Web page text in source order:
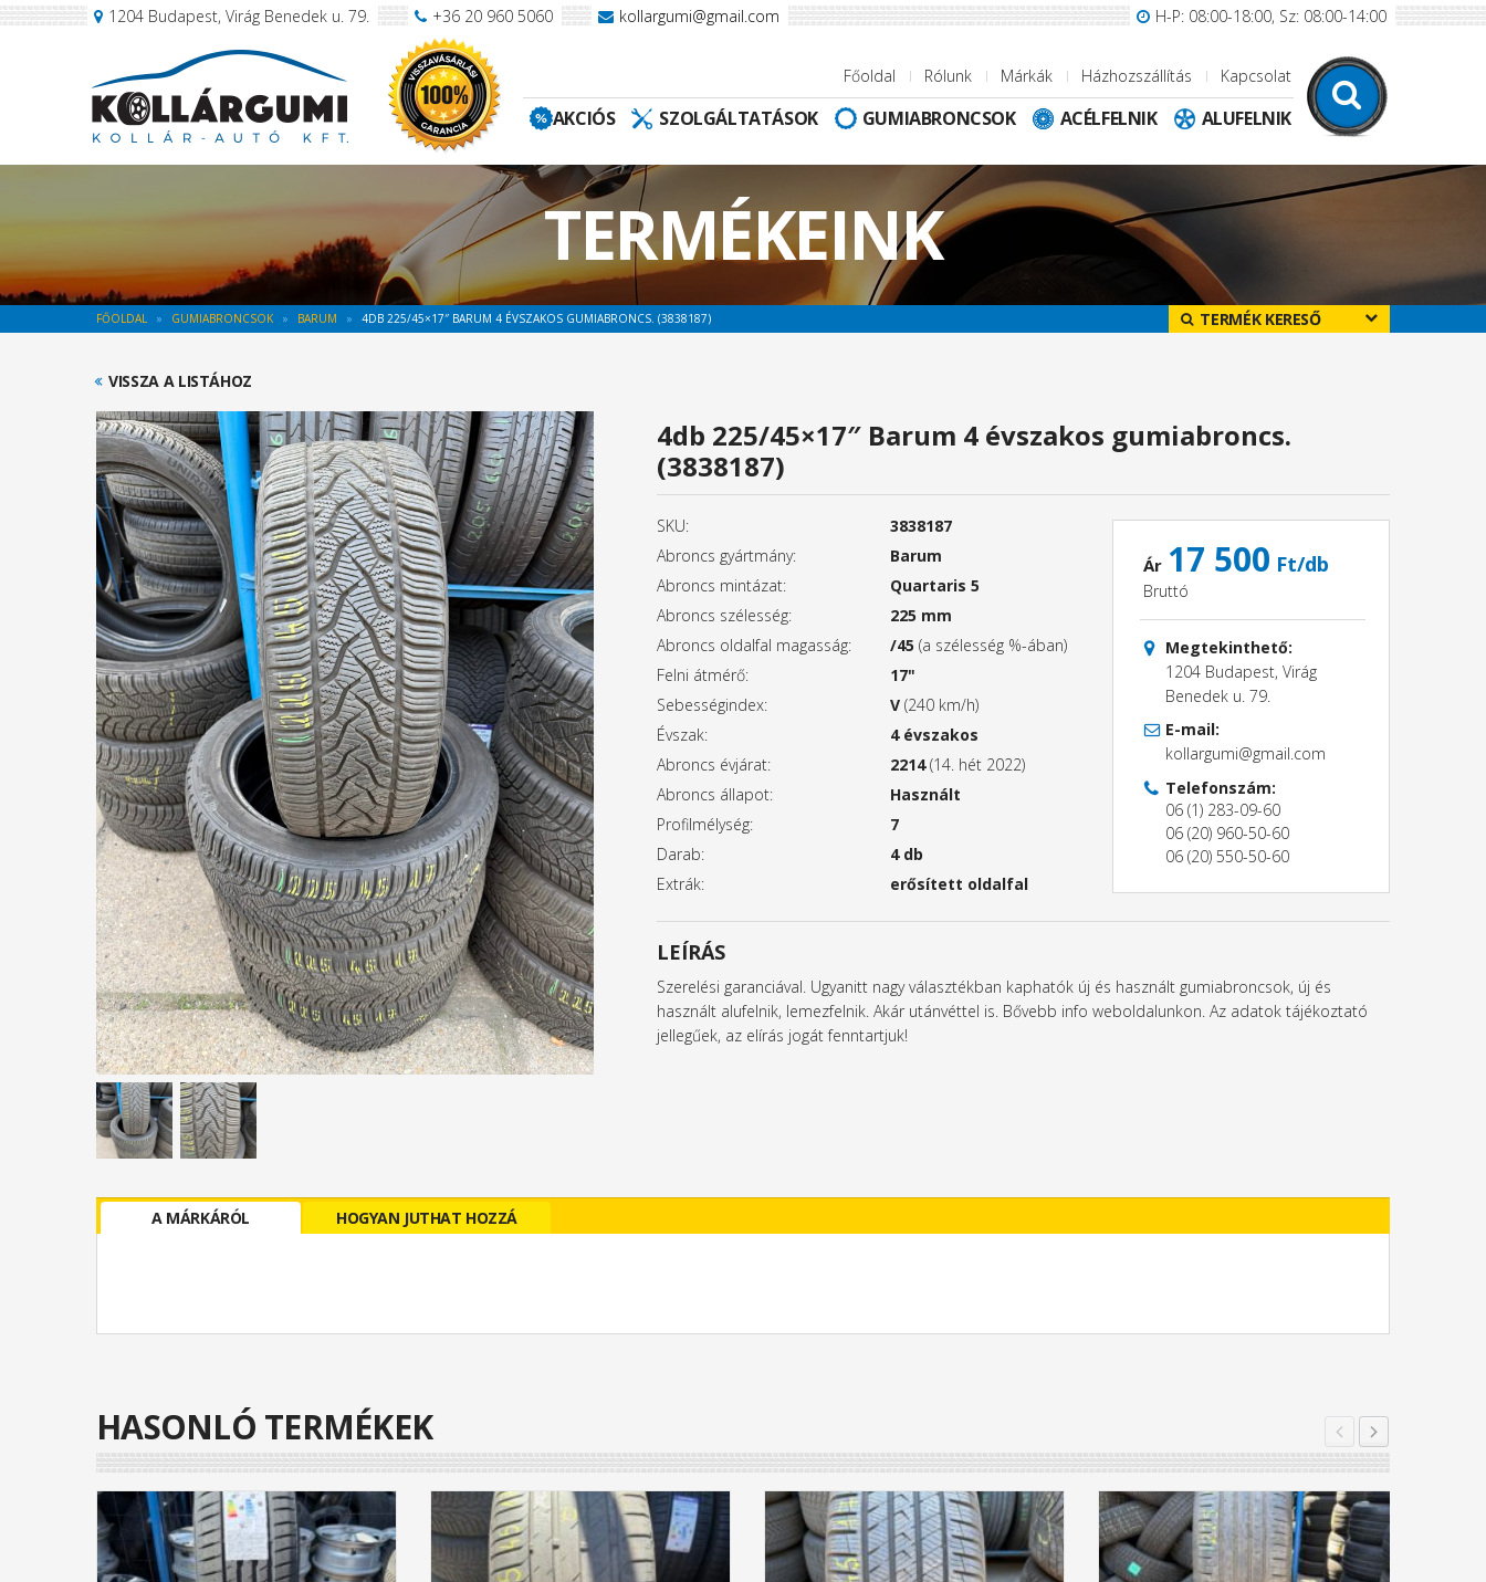
1204 Budapest, Virág Benedek u. 79. +36 20 960 5060 kollargumi@gmail.com H-P: 08:00-18:00, Sz: 08:00-14:00
Főoldal Rólunk Márkák Házhozszállítás Kapcsolat
AKCIÓS SZOLGÁLTATÁSOK GUMIABRONCSOK ACÉLFELNIK ALUFELNIK
TERMÉKEINK
FŐOLDAL GUMIABRONCSOK BARUM 4DB 225/45×17″ BARUM 4 ÉVSZAKOS GUMIABRONCS. (3838187) TERMÉK KERESŐ
VISSZA A LISTÁHOZ
4db 225/45×17″ Barum 4 évszakos gumiabroncs.
(3838187)
SKU:
3838187
Abroncs gyártmány:
Barum
Abroncs mintázat:
Quartaris 5
Abroncs szélesség:
225 mm
Abroncs oldalfal magasság:
/45 (a szélesség %-ában)
Felni átmérő:
17"
Sebességindex:
V(240 km/h)
Évszak:
4 évszakos
Abroncs évjárat:
2214(14. hét 2022)
Abroncs állapot:
Használt
Profilmélység:
7
Darab:
4 db
Extrák:
erősített oldalfal
Ár 17 500 Ft/db
Bruttó
Megtekinthető:
1204 Budapest, Virág
Benedek u. 79.
E-mail:
kollargumi@gmail.com
Telefonszám:
06 (1) 283-09-60
06 (20) 960-50-60
06 (20) 550-50-60
LEÍRÁS
Szerelési garanciával. Ugyanitt nagy választékban kaphatók új és használt gumiabroncsok, új és
használt alufelnik, lemezfelnik. Akár utánvéttel is. Bővebb info weboldalunkon. Az adatok tájékoztató
jellegűek, az elírás jogát fenntartjuk!
A MÁRKÁRÓL HOGYAN JUTHAT HOZZÁ
HASONLÓ TERMÉKEK